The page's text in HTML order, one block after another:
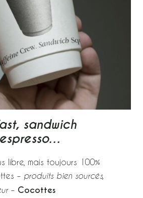
sandwich
libre, mais toujours 100%
– produits bien sourcés,
– Cocottes